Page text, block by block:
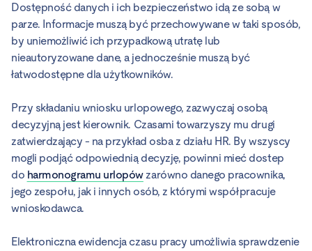
Dostępność danych i ich bezpieczeństwo idą ze sobą w
parze. Informacje muszą być przechowywane w taki sposób,
by uniemożliwić ich przypadkową utratę lub
nieautoryzowane dane, a jednocześnie muszą być
łatwodostępne dla użytkowników.
Przy składaniu wniosku urlopowego, zazwyczaj osobą
decyzyjną jest kierownik. Czasami towarzyszy mu drugi
zatwierdzający - na przykład osba z działu HR. By wszyscy
mogli podjąć odpowiednią decyzję, powinni mieć dostep
do harmonogramu urlopówzarówno danego pracownika,
jego zespołu, jak i innych osób, z którymi współpracuje
wnioskodawca.
Elektroniczna ewidencja czasu pracy umożliwia sprawdzenie